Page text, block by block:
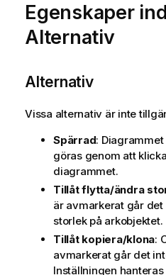
Egenskaper
Alternativ
Alternativ
Vissa alternativ är inte
Spärrad:
göras genom att
diagrammet.
Tillåt flytta/ändra
är avmarkerat går
storlek på arkobjektet.
Tillåt kopiera/klona:
avmarkerat går det
Inställningen